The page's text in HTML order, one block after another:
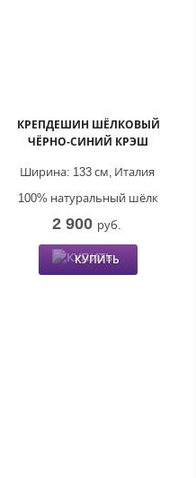
КРЕПДЕШИН ШЁЛКОВЫЙ
ЧЁРНО-СИНИЙ КРЭШ
Италия
Ширина: 133 см,
100% натуральный шёлк
2 900 руб.
КУПИТЬ